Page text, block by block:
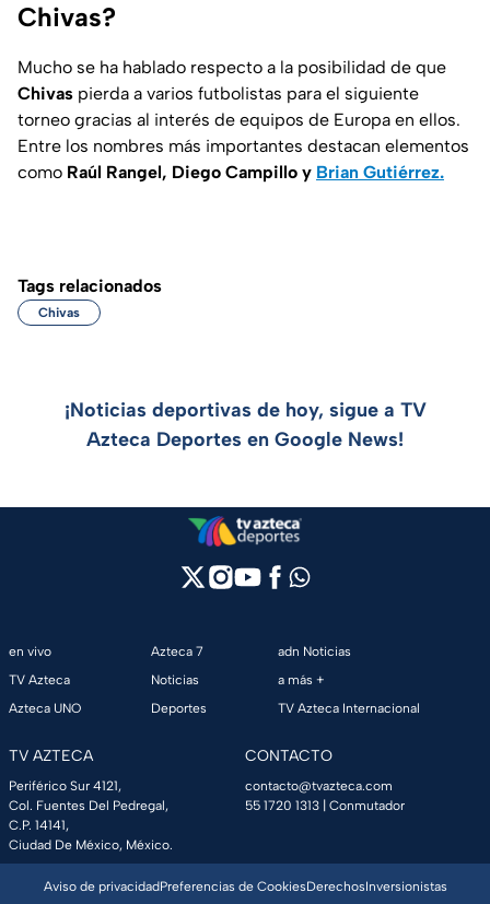
Chivas?
Mucho se ha hablado respecto a la posibilidad de que
Chivas pierda a varios futbolistas para el siguiente
torneo gracias al interés de equipos de Europa en ellos.
Entre los nombres más importantes destacan elementos
como Raúl Rangel, Diego Campillo y Brian Gutiérrez.
Tags relacionados
Chivas
¡Noticias deportivas de hoy, sigue a TV
Azteca Deportes en Google News!
en vivo
TV Azteca
Azteca UNO
Azteca 7
Noticias
Deportes
adn Noticias
a más +
TV Azteca Internacional
TV AZTECA
Periférico Sur 4121,
Col. Fuentes Del Pedregal,
C.P. 14141,
Ciudad De México, México.
CONTACTO
contacto@tvazteca.com
55 1720 1313 | Conmutador
Aviso de privacidadPreferencias de CookiesDerechosInversionistas